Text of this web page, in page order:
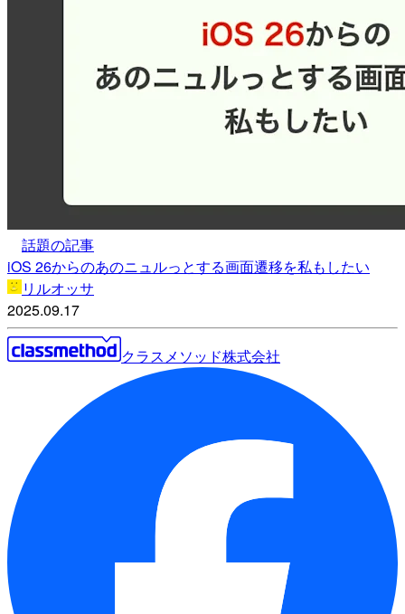
話題の記事
iOS 26からのあのニュルっとする画面遷移を私もしたい
リルオッサ
2025.09.17
クラスメソッド株式会社